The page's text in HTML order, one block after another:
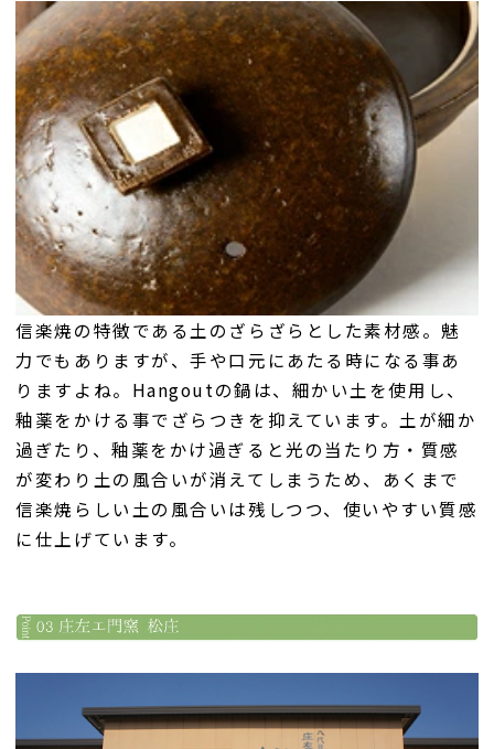
信楽焼の特徴である土のざらざらとした素材感。魅
力でもありますが、手や口元にあたる時になる事あ
りますよね。Hangoutの鍋は、細かい土を使用し、
釉薬をかける事でざらつきを抑えています。土が細か
過ぎたり、釉薬をかけ過ぎると光の当たり方・質感
が変わり土の風合いが消えてしまうため、あくまで
信楽焼らしい土の風合いは残しつつ、使いやすい質感
に仕上げています。